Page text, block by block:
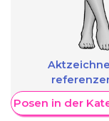
Posen in der